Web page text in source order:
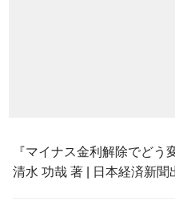
『マイナス金利解除でどう
清水 功哉 著 | 日本経済新聞